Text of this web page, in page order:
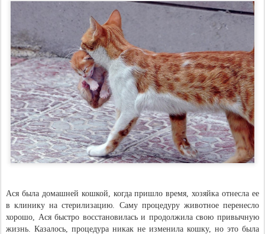
Ася была домашней кошкой, когда пришло время, хозяйка отнесла ее
в клинику на стерилизацию. Саму процедуру животное перенесло
хорошо, Ася быстро восстановилась и продолжила свою привычную
жизнь. Казалось, процедура никак не изменила кошку, но это была